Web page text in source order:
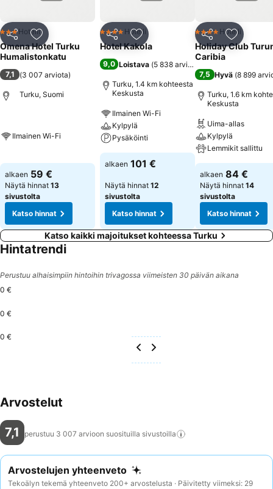
Jaa Lisää suosikkeihin
3 Tähtiluokitus
Hotelli
Omena Hotel Turku
Humalistonkatu
7,1 (3 007 arviota)
Turku, Suomi
Ilmainen Wi-Fi
alkaen 59 €
Näytä hinnat 13
sivustolta
Katso hinnat
Jaa Lisää suosikkeihin
4 Tähtiluokitus
Hotelli
Hotel Kakola
9,0 Loistava (5 838 arviota
Turku, 1.4 km kohteesta
Keskusta
Ilmainen Wi-Fi
Kylpylä
Pysäköinti
alkaen 101 €
Näytä hinnat 12
sivustolta
Katso hinnat
Jaa Lisää
4 Tähtiluokitus
Hotelli
Holiday Club
Caribia
7,5 Hyvä (8 899
Turku, 1.6 km
Keskusta
Uima-allas
Kylpylä
Lemmikit sallittu
alkaen 84 €
Näytä hinnat 14
sivustolta
Katso hinnat
Katso kaikki majoitukset kohteessa Turku
Hintatrendi
Perustuu alhaisimpiin hintoihin trivagossa viimeisten 30 päivän aikana
0 €
0 €
0 €
Arvostelut
7,1 perustuu 3 007 arvioon suosituilla sivustoilla
Arvostelujen yhteenveto
Tekoälyn tekemä yhteenveto 200+ arvostelusta · Päivitetty viimeksi: 29